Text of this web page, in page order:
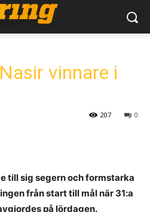
vinnare i
0
207
till sig segern och formstarka
från start till mål när 31:a
på lördagen.